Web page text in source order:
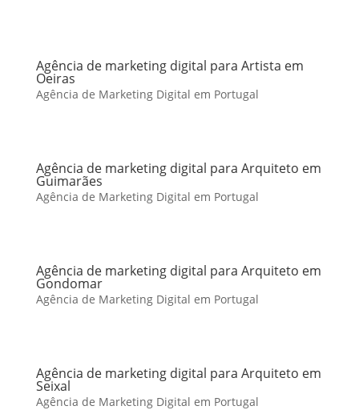
Agência de marketing digital para Artista em
Oeiras
Agência de Marketing Digital em Portugal
Agência de marketing digital para Arquiteto em
Guimarães
Agência de Marketing Digital em Portugal
Agência de marketing digital para Arquiteto em
Gondomar
Agência de Marketing Digital em Portugal
Agência de marketing digital para Arquiteto em
Seixal
Agência de Marketing Digital em Portugal